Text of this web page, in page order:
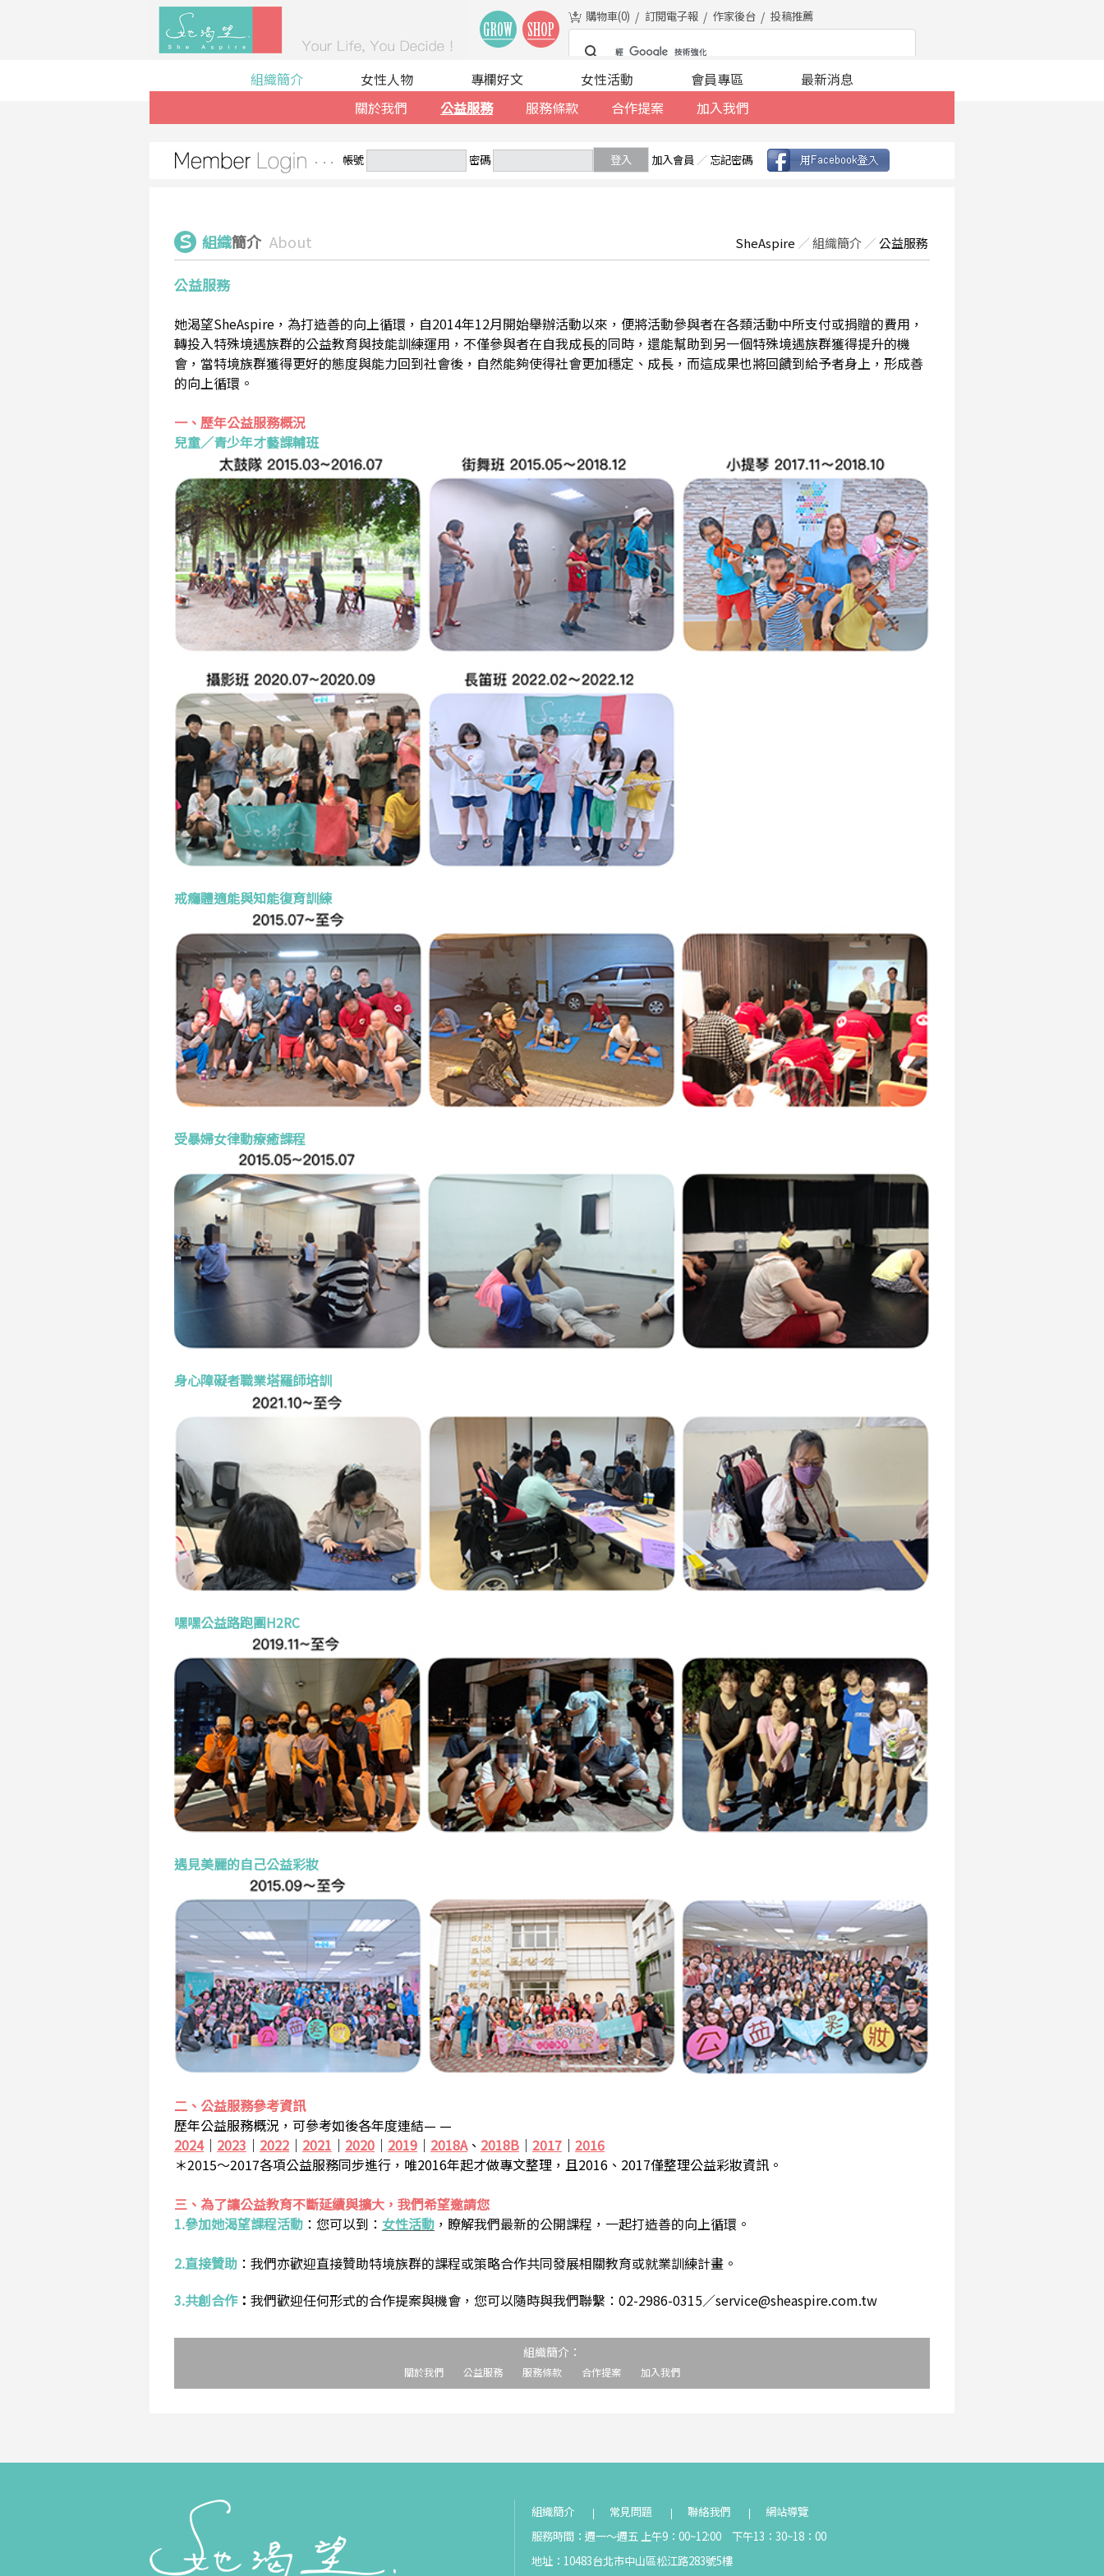
購物車(0) 訂閱電子報 作家後台 投稿推薦
組織簡介
關於我們
公益服務 服務條款 合作提案 加入我們
女性人物 專欄好文 女性活動 會員專區 最新消息
帳號 密碼 登入 加入會員 ／ 忘記密碼
組織簡介 About SheAspire ／組織簡介 ／公益服務
公益服務
她渴望SheAspire，為打造善的向上循環，自2014年12月開始舉辦活動以來，便將活動參與者在各類活動中所支付或捐贈的費用，
轉投入特殊境遇族群的公益教育與技能訓練運用，不僅參與者在自我成長的同時，還能幫助到另一個特殊境遇族群獲得提升的機
會，當特境族群獲得更好的態度與能力回到社會後，自然能夠使得社會更加穩定、成長，而這成果也將回饋到給予者身上，形成善
的向上循環。
一、歷年公益服務概況
兒童／青少年才藝課輔班
戒癮體適能與知能復育訓練
受暴婦女律動療癒課程
身心障礙者職業塔羅師培訓
嘿嘿公益路跑團H2RC
遇見美麗的自己公益彩妝
二、公益服務參考資訊
歷年公益服務概況，可參考如後各年度連結— —
2024｜ 2023 ｜ 2022 ｜ 2021 ｜ 2020 ｜ 2019 ｜ 2018A、 2018B ｜ 2017 ｜ 2016
＊2015～2017各項公益服務同步進行，唯2016年起才做專文整理，且2016、2017僅整理公益彩妝資訊。
三、為了讓公益教育不斷延續與擴大，我們希望邀請您
1.參加她渴望課程活動 ： 您可以到： 女性活動 ，瞭解我們最新的公開課程，一起打造善的向上循環。
2.直接贊助 ： 我們亦歡迎直接贊助特境族群的課程或策略合作共同發展相關教育或就業訓練計畫。
3.共創合作： 我們歡迎任何形式的合作提案與機會，您可以隨時與我們聯繫：02-2986-0315／service@sheaspire.com.tw
組織簡介：
關於我們 公益服務 服務條款 合作提案 加入我們
組織簡介 常見問題 聯絡我們
網站導覽
服務時間：週一～週五 上午9：00~12:00 下午13：30~18：00
地址：10483台北市中山區松江路283號5樓